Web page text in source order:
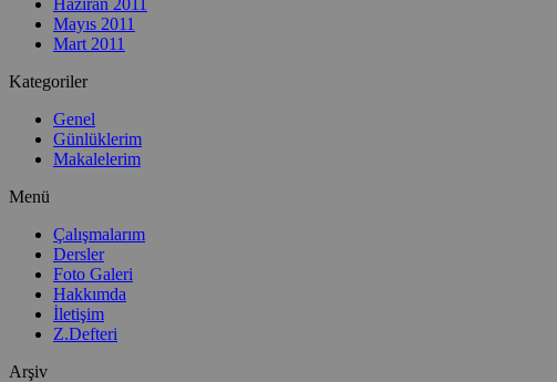
Mayıs 2011
Mart 2011
Kategoriler
Genel
Günlüklerim
Makalelerim
Menü
Çalışmalarım
Dersler
Foto Galeri
Hakkımda
İletişim
Z.Defteri
Arşiv